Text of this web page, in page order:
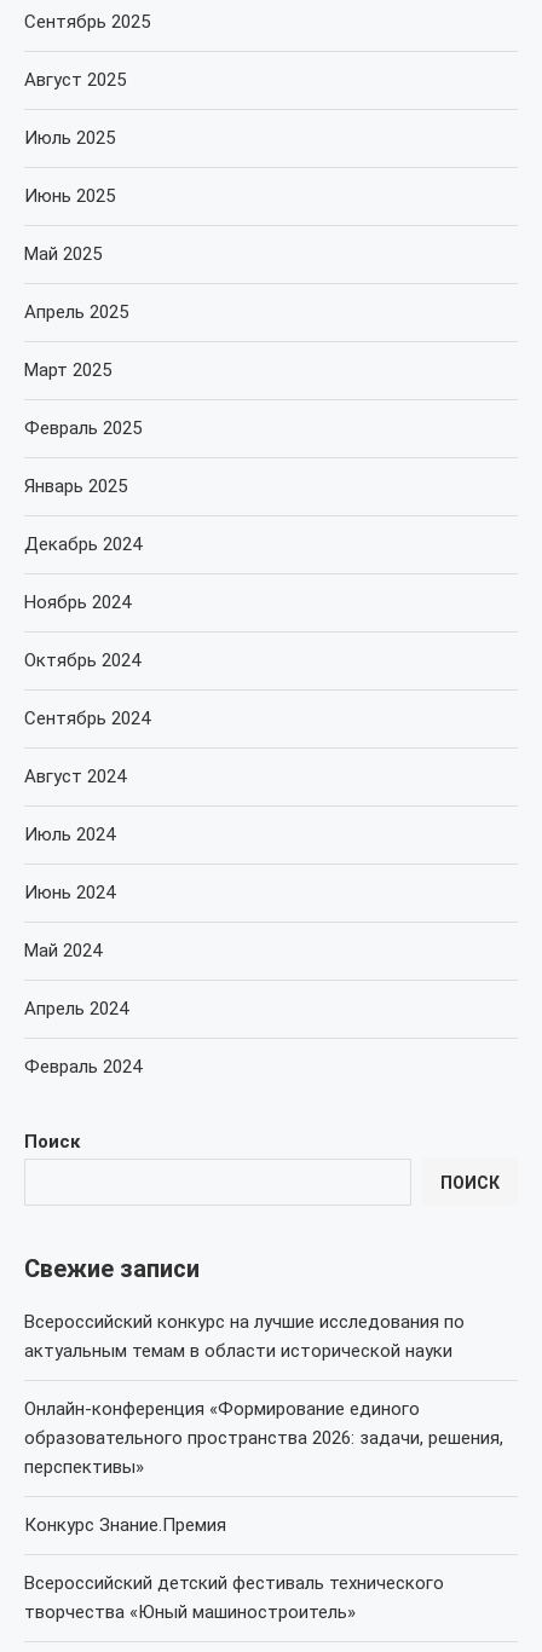
Поиск
ПОИСК
Свежие записи
Всероссийский конкурс на лучшие исследования по
актуальным темам в области исторической науки
Онлайн-конференция «Формирование единого
образовательного пространства 2026: задачи, решения,
перспективы»
Конкурс Знание.Премия
Всероссийский детский фестиваль технического
творчества «Юный машиностроитель»
Сентябрь 2025
Август 2025
Июль 2025
Июнь 2025
Май 2025
Апрель 2025
Март 2025
Февраль 2025
Январь 2025
Декабрь 2024
Ноябрь 2024
Октябрь 2024
Сентябрь 2024
Август 2024
Июль 2024
Июнь 2024
Май 2024
Апрель 2024
Февраль 2024